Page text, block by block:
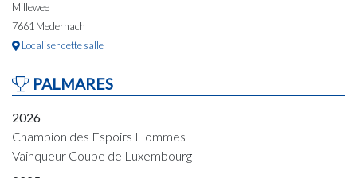
Millewee
7661 Medernach
Localiser cette salle
PALMARES
2026
Champion des Espoirs Hommes
Vainqueur Coupe de Luxembourg